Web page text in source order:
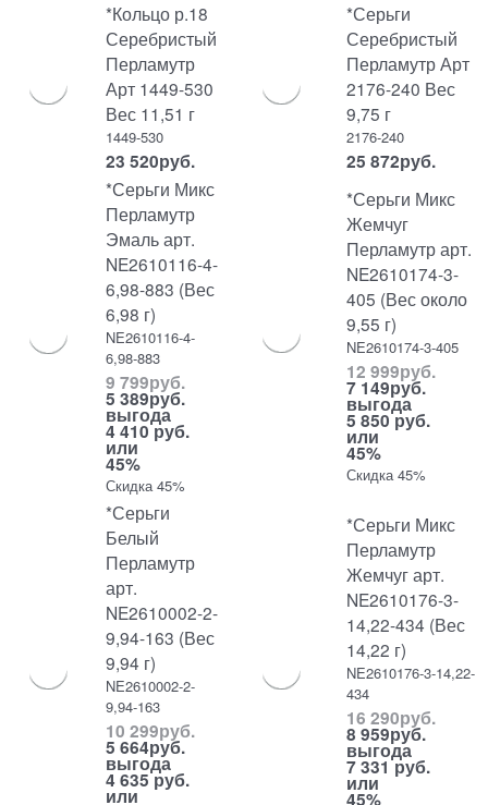
*Кольцо р.18
Серебристый
Перламутр
Арт 1449-530
Вес 11,51 г
1449-530
23 520руб.
*Серьги
Серебристый
Перламутр Арт
2176-240 Вес
9,75 г
2176-240
25 872руб.
*Серьги Микс
Перламутр
Эмаль арт.
NE2610116-4-
6,98-883 (Вес
6,98 г)
NE2610116-4-
6,98-883
9 799руб.
5 389руб.
выгода
4 410 руб.
или
45%
Скидка 45%
*Серьги Микс
Жемчуг
Перламутр арт.
NE2610174-3-
405 (Вес около
9,55 г)
NE2610174-3-405
12 999руб.
7 149руб.
выгода
5 850 руб.
или
45%
Скидка 45%
*Серьги
Белый
Перламутр
арт.
NE2610002-2-
9,94-163 (Вес
9,94 г)
NE2610002-2-
9,94-163
10 299руб.
5 664руб.
выгода
4 635 руб.
или
*Серьги Микс
Перламутр
Жемчуг арт.
NE2610176-3-
14,22-434 (Вес
14,22 г)
NE2610176-3-14,22-
434
16 290руб.
8 959руб.
выгода
7 331 руб.
или
45%